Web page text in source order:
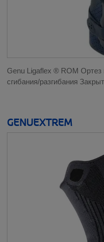
Genu Ligaflex ® ROM Ортез
сгибания/разгибания
GENUEXTREM